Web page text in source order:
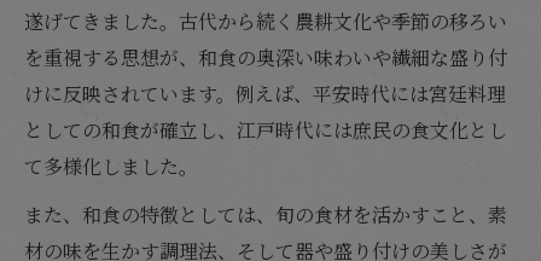
和食文化で大切にされる自然との調和
健康や美しさを支える和食文化とは
和食文化がもたらす健康効果と栄養バラン
ス
和食の特徴にみる美しさと食生活の関係
和食文化の発酵食品と健康維持の秘訣
遂げてきました。古代から続く農耕文化や季節の移ろい
を重視する思想が、和食の奥深い味わいや繊細な盛り付
けに反映されています。例えば、平安時代には宮廷料理
としての和食が確立し、江戸時代には庶民の食文化とし
て多様化しました。
また、和食の特徴としては、旬の食材を活かすこと、素
材の味を生かす調理法、そして器や盛り付けの美しさが